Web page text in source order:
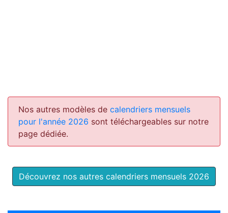
Nos autres modèles de calendriers mensuels
pour l'année 2026 sont téléchargeables sur notre
page dédiée.
Découvrez nos autres calendriers mensuels 2026